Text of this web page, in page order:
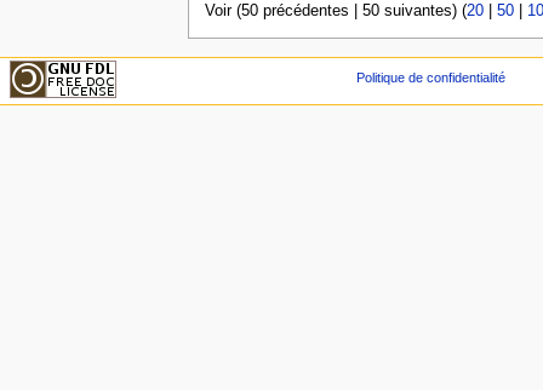
Voir (50 précédentes | 50 suivantes) (20| 50|
Politique de confidentialité